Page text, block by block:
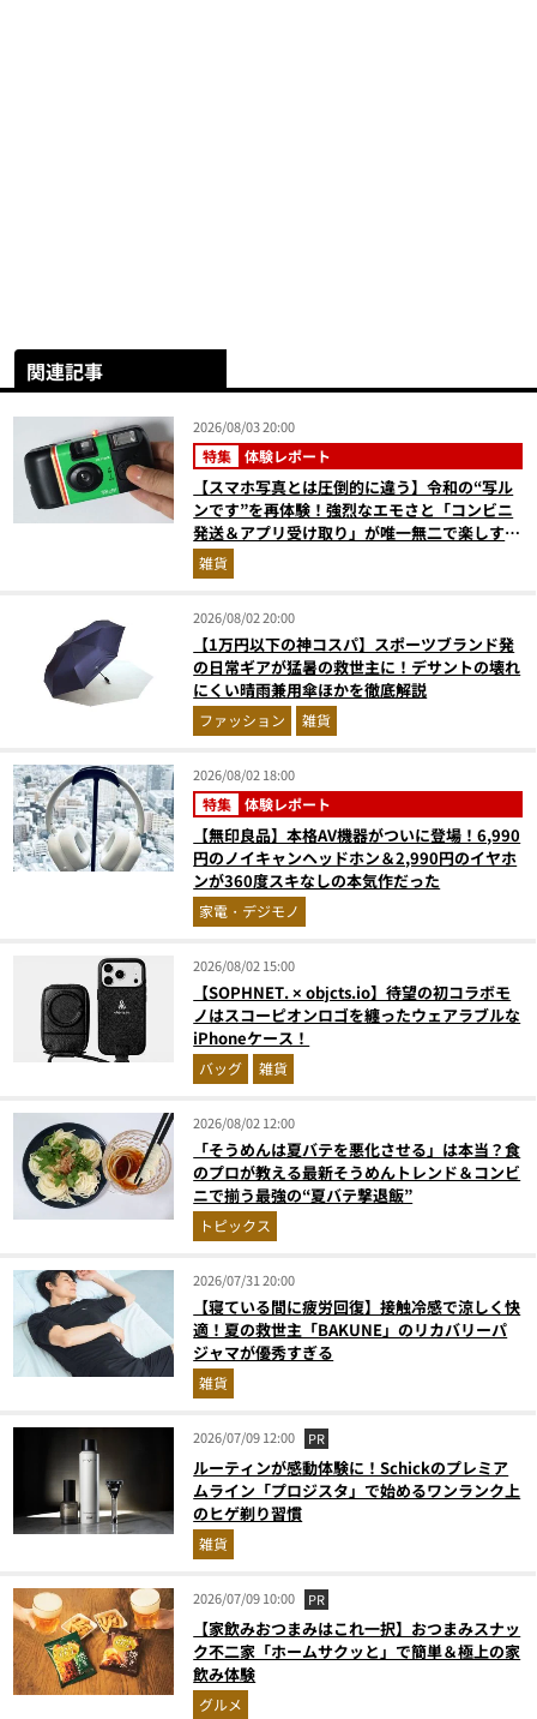
関連記事
2026/08/03 20:00
特集 体験レポート
【スマホ写真とは圧倒的に違う】令和の“写ル
ンです”を再体験！強烈なエモさと「コンビニ
発送＆アプリ受け取り」が唯一無二で楽しすぎ
た雑貨
2026/08/02 20:00
【1万円以下の神コスパ】スポーツブランド発
の日常ギアが猛暑の救世主に！デサントの壊れ
にくい晴雨兼用傘ほかを徹底解説
ファッション 雑貨
2026/08/02 18:00
特集 体験レポート
【無印良品】本格AV機器がついに登場！6,990
円のノイキャンヘッドホン＆2,990円のイヤホ
ンが360度スキなしの本気作だった
家電・デジモノ
2026/08/02 15:00
【SOPHNET. × objcts.io】待望の初コラボモ
ノはスコーピオンロゴを纏ったウェアラブルな
iPhoneケース！
バッグ 雑貨
2026/08/02 12:00
「そうめんは夏バテを悪化させる」は本当？食
のプロが教える最新そうめんトレンド＆コンビ
ニで揃う最強の“夏バテ撃退飯”
トピックス
2026/07/31 20:00
【寝ている間に疲労回復】接触冷感で涼しく快
適！夏の救世主「BAKUNE」のリカバリーパ
ジャマが優秀すぎる
雑貨
2026/07/09 12:00 PR
ルーティンが感動体験に！Schickのプレミア
ムライン「プロジスタ」で始めるワンランク上
のヒゲ剃り習慣
雑貨
2026/07/09 10:00 PR
【家飲みおつまみはこれ一択】おつまみスナッ
ク不二家「ホームサクッと」で簡単＆極上の家
飲み体験
グルメ